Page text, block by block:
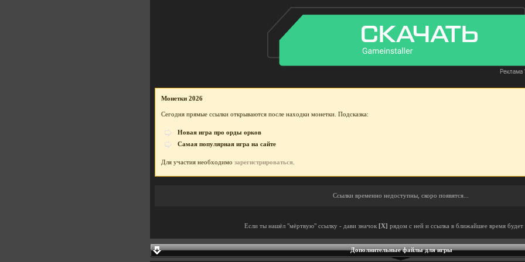
Монетки 2026
Сегодня прямые ссылки открываются после находки монетки. Подсказка:
Новая игра про орды орков
Самая популярная игра на сайте
Для участия необходимо зарегистрироваться
Ссылки временно недоступны, скоро появятся...
Если ты нашёл "мёртвую" ссылку - дави значок [X] рядом с ней и ссылка в ближайшее время будет
Дополнительные файлы для игры